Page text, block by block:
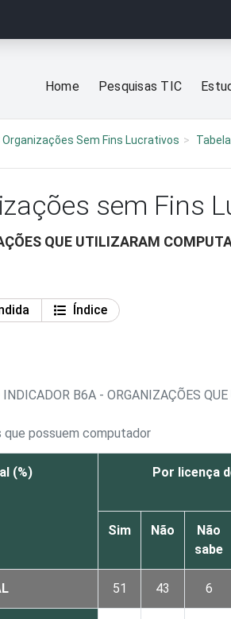
Home Pesquisas TIC
Organizações Sem Fins Lucrativos
sem Fins
QUE UTILIZARAM
Índice
INDICADOR B6A - ORGANIZAÇÕES
possuem computador
(%) Por licença
Sim Não
Não
sabe
51 43 6